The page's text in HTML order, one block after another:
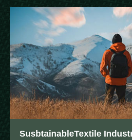
SusbtainableTextile